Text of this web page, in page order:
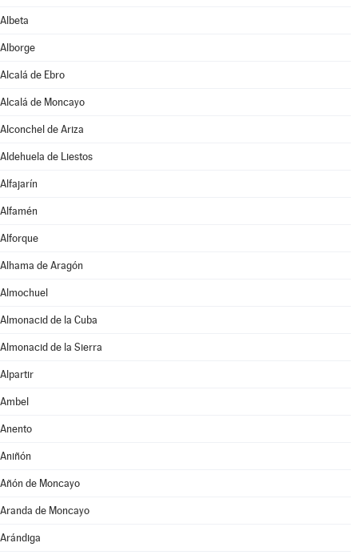
Albeta
Alborge
Alcalá de Ebro
Alcalá de Moncayo
Alconchel de Ariza
Aldehuela de Liestos
Alfajarín
Alfamén
Alforque
Alhama de Aragón
Almochuel
Almonacid de la Cuba
Almonacid de la Sierra
Alpartir
Ambel
Anento
Aniñón
Añón de Moncayo
Aranda de Moncayo
Arándiga